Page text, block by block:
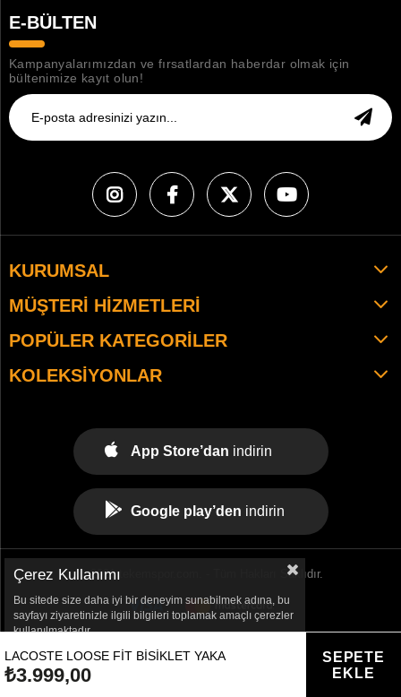
LACOSTE LOOSE FIT BISIKLET YAKA
₺3.999,00
E-BÜLTEN
Kampanyalarımızdan ve fırsatlardan haberdar olmak için
bültenimize kayıt olun!
KURUMSAL
MÜŞTERI HIZMETLERI
POPÜLER KATEGORILER
KOLEKSIYONLAR
App Store’dan indirin
Google play’den indirin
© 2021 tekemspor.com. - Tüm Hakları Saklıdır.
Çerez Kullanımı
Bu sitede size daha iyi bir deneyim sunabilmek adına, bu
sayfayı ziyaretinizle ilgili bilgileri toplamak amaçlı çerezler
kullanılmaktadır.